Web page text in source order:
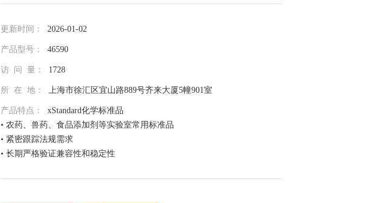
更新时间： 2026-01-02
产品型号： 46590
访 问 量： 1728
所 在 地： 上海市徐汇区宜山路889号齐来大厦5幢901室
产品特点： xStandard化学标准品
• 农药、兽药、食品添加剂等实验室常用标准品
• 紧密跟踪法规需求
• 长期严格验证兼容性和稳定性